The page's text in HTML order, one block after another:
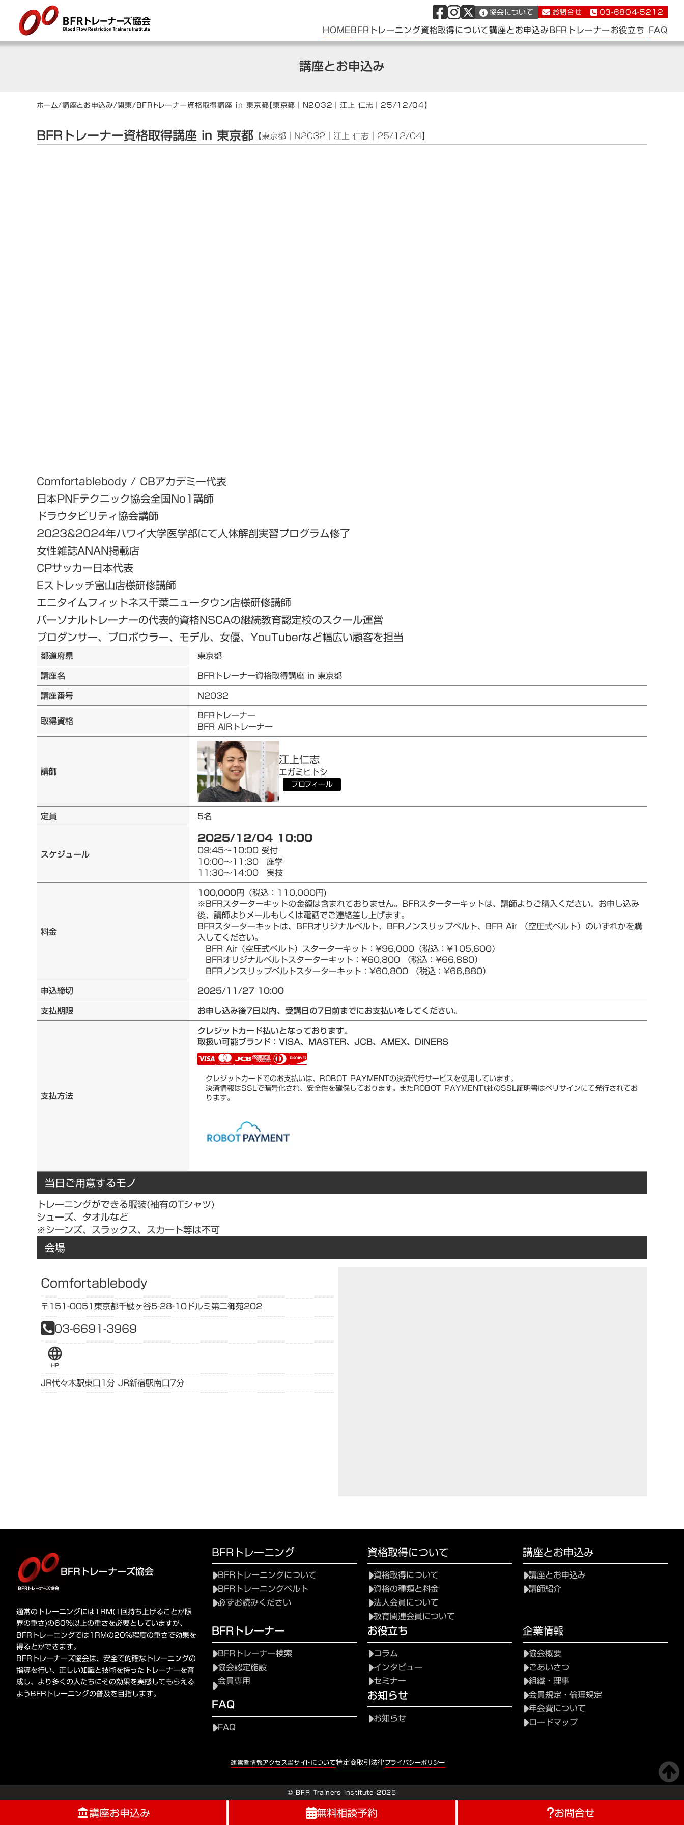
講座とお申込み
ホーム/講座とお申込み/関東/BFRトレーナー資格取得講座 in 東京都【東京都｜N2032｜江上 仁志｜25/12/04】
BFRトレーナー資格取得講座 in 東京都 【東京都｜N2032｜江上 仁志｜25/12/04】
Comfortablebody / CBアカデミー代表
日本PNFテクニック協会全国No1講師
ドラウタビリティ協会講師
2023&2024年ハワイ大学医学部にて人体解剖実習プログラム修了
女性雑誌ANAN掲載店
CPサッカー日本代表
Eストレッチ富山店様研修講師
エニタイムフィットネス千葉ニュータウン店様研修講師
パーソナルトレーナーの代表的資格NSCAの継続教育認定校のスクール運営
プロダンサー、プロボウラー、モデル、女優、YouTuberなど幅広い顧客を担当
都道府県
東京都
講座名
BFRトレーナー資格取得講座 in 東京都
講座番号
N2032
取得資格
BFRトレーナー
BFR AIRトレーナー
講師
江上仁志
エガミヒトシ
プロフィール
定員 5名
スケジュール
2025/12/04 10:00
09:45～10:00 受付
10:00～11:30 座学
11:30～14:00 実技
料金
100,000円 （税込：110,000円)
※BFRスターターキットの金額は含まれておりません。BFRスターターキットは、講師よりご購入ください。お申し込み
後、講師よりメールもしくは電話でご連絡差し上げます。
BFRスターターキットは、BFRオリジナルベルト、BFRノンスリップベルト、BFR Air （空圧式ベルト）のいずれかを購
入してください。
BFR Air（空圧式ベルト）スターターキット：¥96,000（税込：¥105,600）
BFRオリジナルベルトスターターキット：¥60,800 （税込：¥66,880）
BFRノンスリップベルトスターターキット：¥60,800 （税込：¥66,880）
申込締切
2025/11/27 10:00
支払期限
お申し込み後7日以内、受講日の7日前までにお支払いをしてください。
支払方法
クレジットカード払いとなっております。
取扱い可能ブランド：VISA、MASTER、JCB、AMEX、DINERS
クレジットカードでのお支払いは、ROBOT PAYMENTの決済代行サービスを使用しています。
決済情報はSSLで暗号化され、安全性を確保しております。またROBOT PAYMENTt社のSSL証明書はベリサインにて発行されてお
ります。
当日ご用意するモノ
トレーニングができる服装(袖有のTシャツ)
シューズ、タオルなど
※シーンズ、スラックス、スカート等は不可
会場
Comfortablebody
〒151-0051東京都千駄ヶ谷5-28-10ドルミ第二御苑202
03-6691-3969
language
HP
JR代々木駅東口1分 JR新宿駅南口7分
BFRトレーナーズ協会
通常のトレーニングには1RM(1回持ち上げることが限
界の重さ)の60%以上の重さを必要としていますが、
BFRトレーニングでは1RMの20%程度の重さで効果を
得るとができます。
BFRトレーナーズ協会は、安全で的確なトレーニングの
指導を行い、正しい知識と技術を持ったトレーナーを育
成し、より多くの人たちにその効果を実感してもらえる
ようBFRトレーニングの普及を目指します。
BFRトレーニング
BFRトレーニングについて
BFRトレーニングベルト
必ずお読みください
資格取得について
資格取得について
資格の種類と料金
法人会員について
教育関連会員について
講座とお申込み
講座とお申込み
講師紹介
BFRトレーナー
BFRトレーナー検索
協会認定施設
会員専用
FAQ
FAQ
お役立ち
コラム
インタビュー
セミナー
お知らせ
お知らせ
企業情報
協会概要
ごあいさつ
組織・理事
会員規定・倫理規定
年会費について
ロードマップ
運営者情報アクセス当サイトについて特定商取引法律プライバシーポリシー
© BFR Trainers Institute 2025
account_balance講座お申込み 無料相談予約 お問合せ
協会について お問合せ 03-6804-5212
HOMEBFRトレーニング資格取得について講座とお申込みBFRトレーナーお役立ち FAQ